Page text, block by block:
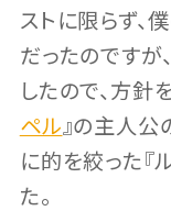
ストに限らず、
だったのですが
したので、方針
ペル』の主人公
に的を絞った『
た。